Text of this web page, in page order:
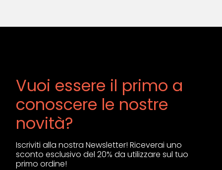
Vuoi essere il primo a
conoscere le nostre
novità?
Iscriviti alla nostra Newsletter! Riceverai uno
sconto esclusivo del 20% da utilizzare sul tuo
primo ordine!